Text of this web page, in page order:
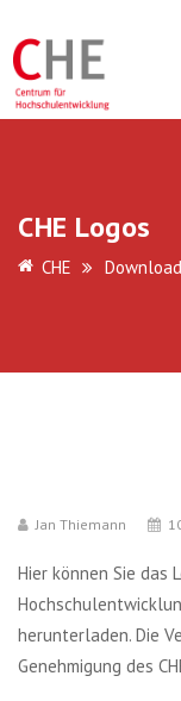
CHE Logos
CHE
Jan Thiemann
Hier können Sie das
herunterladen. Die
Genehmigung des